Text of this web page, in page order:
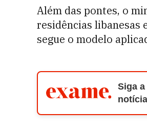
Além das pontes, o
residências libanesas
segue o modelo
Siga